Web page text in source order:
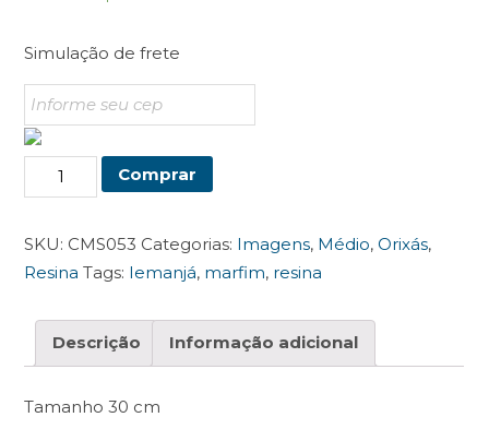
Simulação de frete
Orixá
Iemanjá
Média
quantidade
Comprar
SKU: CMS053 Categorias: Imagens, Médio,Orixás,
Resina Tags: Iemanjá, marfim, resina
Descrição Informação adicional
Tamanho 30 cm